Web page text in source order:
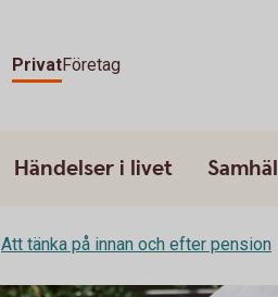
PrivatFöretag
Händelser i livet
Att tänka på innan och efter pension